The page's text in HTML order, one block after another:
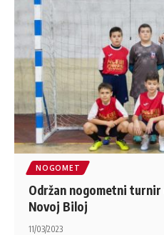
NOGOMET
Održan nogometni turnir
Novoj Biloj
11/03/2023